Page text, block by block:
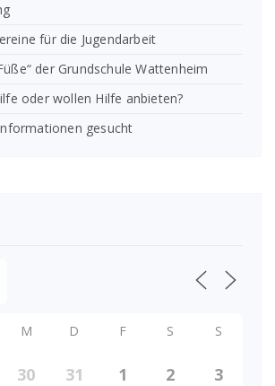
für die Jugendarbeit
der Grundschule Wattenheim
oder wollen Hilfe anbieten?
gesucht
M D F S S
30 31 1 2 3